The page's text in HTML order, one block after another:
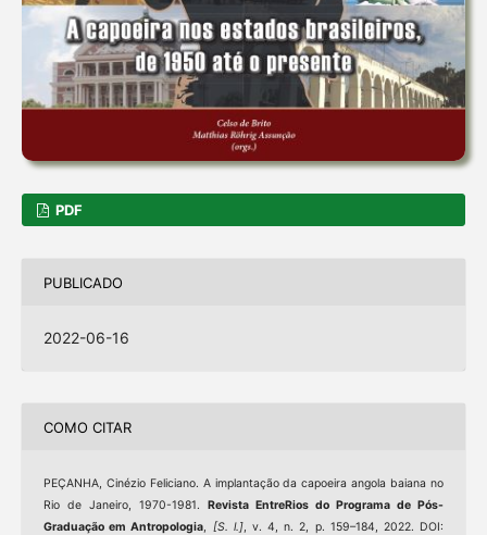
PDF
PUBLICADO
2022-06-16
COMO CITAR
PEÇANHA, Cinézio Feliciano. A implantação da capoeira angola baiana no
Rio de Janeiro, 1970-1981. Revista EntreRios do Programa de Pós-
Graduação em Antropologia
[S. l.], v. 4, n. 2, p. 159–184, 2022. DOI: